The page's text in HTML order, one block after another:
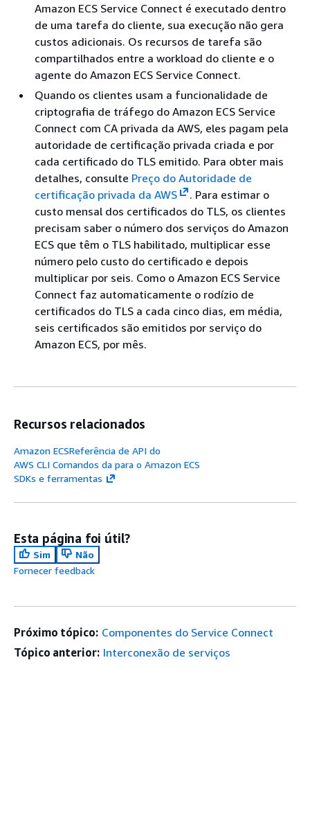
Amazon ECS Service Connect é executado dentro
de uma tarefa do cliente, sua execução não gera
custos adicionais. Os recursos de tarefa são
compartilhados entre a workload do cliente e o
agente do Amazon ECS Service Connect.
Quando os clientes usam a funcionalidade de
criptografia de tráfego do Amazon ECS Service
Connect com CA privada da AWS, eles pagam pela
autoridade de certificação privada criada e por
cada certificado do TLS emitido. Para obter mais
detalhes, consulte Preço do Autoridade de
certificação privada da AWS
. Para estimar o
custo mensal dos certificados do TLS, os clientes
precisam saber o número dos serviços do Amazon
ECS que têm o TLS habilitado, multiplicar esse
número pelo custo do certificado e depois
multiplicar por seis. Como o Amazon ECS Service
Connect faz automaticamente o rodízio de
certificados do TLS a cada cinco dias, em média,
seis certificados são emitidos por serviço do
Amazon ECS, por mês.
Recursos relacionados
Amazon ECSReferência de API do
AWS CLI Comandos da para o Amazon ECS
SDKs e ferramentas
Esta página foi útil?
Sim
Não
Fornecer feedback
Próximo tópico: Componentes do Service Connect
Tópico anterior: Interconexão de serviços